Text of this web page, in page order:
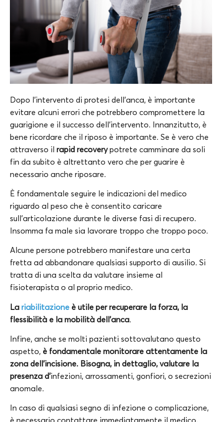
Dopo l’intervento di protesi dell’anca, è importante
evitare alcuni errori che potrebbero compromettere la
guarigione e il successo dell’intervento. Innanzitutto, è
bene ricordare che il riposo è importante. Se è vero che
attraverso il rapid recoverypotrete camminare da soli
fin da subito è altrettanto vero che per guarire è
necessario anche riposare.
È fondamentale seguire le indicazioni del medico
riguardo al peso che è consentito caricare
sull’articolazione durante le diverse fasi di recupero.
Insomma fa male sia lavorare troppo che troppo poco.
Alcune persone potrebbero manifestare una certa
fretta ad abbandonare qualsiasi supporto di ausilio. Si
tratta di una scelta da valutare insieme al
fisioterapista o al proprio medico.
La riabilitazione è utile per recuperare la forza, la
flessibilità e la mobilità dell’anca.
Infine, anche se molti pazienti sottovalutano questo
aspetto, è fondamentale monitorare attentamente la
zona dell’incisione. Bisogna, in dettaglio, valutare la
presenza d’infezioni, arrossamenti, gonfiori, o secrezioni
anomale.
In caso di qualsiasi segno di infezione o complicazione,